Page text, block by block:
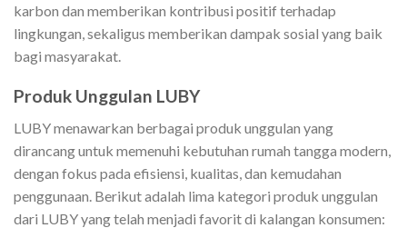
karbon dan memberikan kontribusi positif terhadap
lingkungan, sekaligus memberikan dampak sosial yang baik
bagi masyarakat.
Produk Unggulan LUBY
LUBY menawarkan berbagai produk unggulan yang
dirancang untuk memenuhi kebutuhan rumah tangga modern,
dengan fokus pada efisiensi, kualitas, dan kemudahan
penggunaan. Berikut adalah lima kategori produk unggulan
dari LUBY yang telah menjadi favorit di kalangan konsumen: